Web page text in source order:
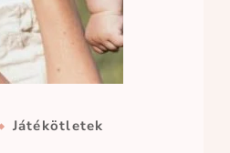
Játékötletek